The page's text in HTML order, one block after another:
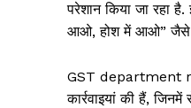
परेशान किया जा रहा है.
आओ, होश में आओ” जैसे
GST department
कार्रवाइयां की हैं,